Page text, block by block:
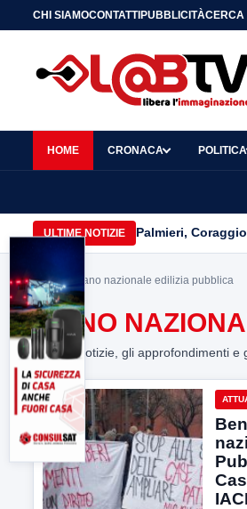
CHI SIAMOCONTATTIPUBBLICITÀCERCA
HOME CRONACA POLITICA
ULTIME NOTIZIE Palmieri,
Home> piano nazionale edilizia pubblica
PIANO
Tutte le notizie, gli approfondimenti e